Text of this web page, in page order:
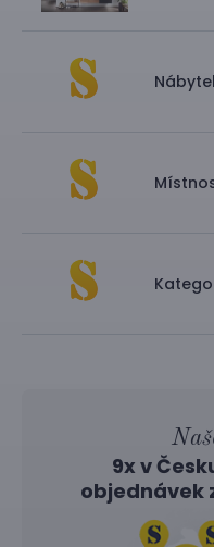
9x v
objednávek